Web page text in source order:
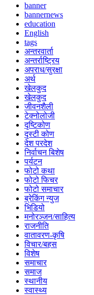
banner
bannernews
education
English
tags
अन्तरवार्ता
अन्तर्राष्ट्रिय
अपराध/सुरक्षा
अर्थ
खेलकुद
खेलकुद
जीवनशैली
टेक्नोलोजी
दृष्टिकोण
दृस्टी कोण
देश परदेश
निर्वाचन बिशेष
पर्यटन
फोटो कथा
फोटो फिचर
फोटो समाचार
ब्रेकिंग न्युज
भिडियो
मनोरञ्जन/साहित्य
राजनीति
वातावरण-कृषि
विचार/बहस
विशेष
समाचार
समाज
स्थानीय
स्वास्थ्य